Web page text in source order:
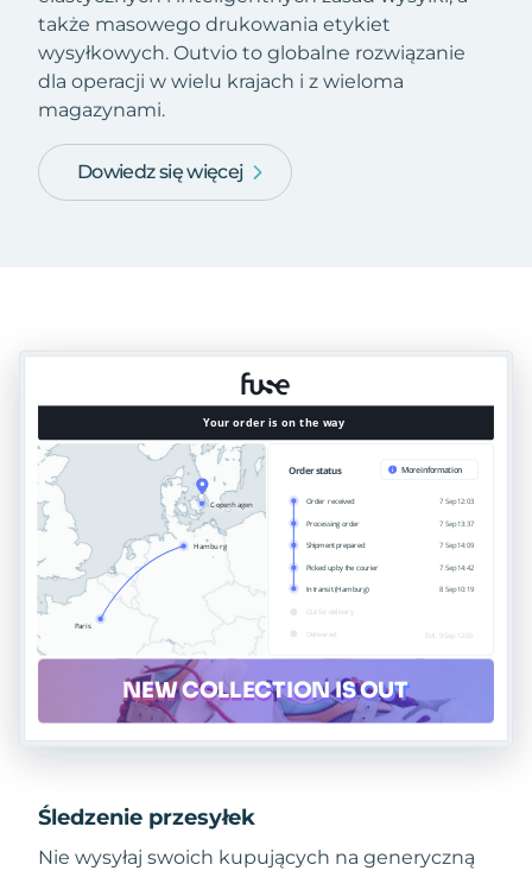
także masowego drukowania etykiet
wysyłkowych. Outvio to globalne rozwiązanie
dla operacji w wielu krajach i z wieloma
magazynami.
Dowiedz się więcej
Śledzenie przesyłek
Nie wysyłaj swoich kupujących na generyczną